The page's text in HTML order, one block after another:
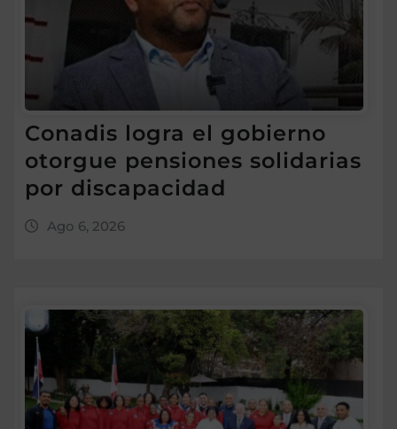
Conadis logra el gobierno
otorgue pensiones solidarias
por discapacidad
Ago 6, 2026